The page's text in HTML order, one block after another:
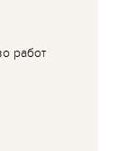
работ